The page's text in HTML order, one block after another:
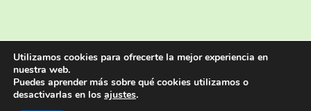
Utilizamos cookies para ofrecerte la mejor experiencia en
nuestra web.
Puedes aprender más sobre qué cookies utilizamos o
desactivarlas en los ajustes.